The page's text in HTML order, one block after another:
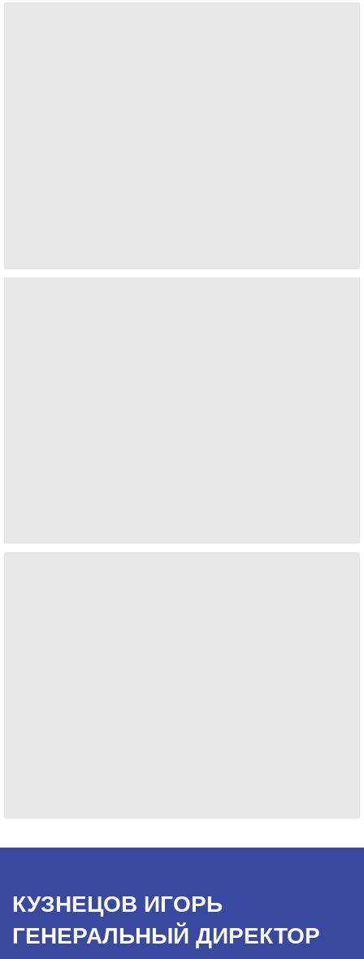
КУЗНЕЦОВ ИГОРЬ
ГЕНЕРАЛЬНЫЙ ДИРЕКТОР